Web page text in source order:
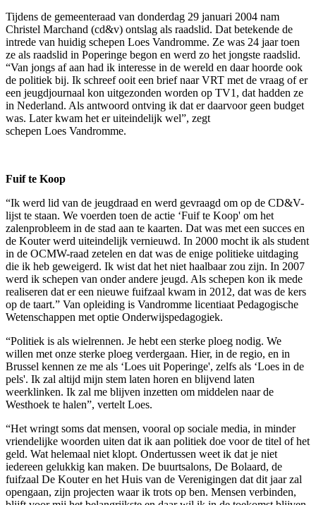
Tijdens de gemeenteraad van donderdag 29 januari 2004 nam
Christel Marchand (cd&v) ontslag als raadslid. Dat betekende de
intrede van huidig schepen Loes Vandromme. Ze was 24 jaar toen
ze als raadslid in Poperinge begon en werd zo het jongste raadslid.
“Van jongs af aan had ik interesse in de wereld en daar hoorde ook
de politiek bij. Ik schreef ooit een brief naar VRT met de vraag of er
een jeugdjournaal kon uitgezonden worden op TV1, dat hadden ze
in Nederland. Als antwoord ontving ik dat er daarvoor geen budget
was. Later kwam het er uiteindelijk wel”, zegt
schepen Loes Vandromme.
Fuif te Koop
“Ik werd lid van de jeugdraad en werd gevraagd om op de CD&V-
lijst te staan. We voerden toen de actie ‘Fuif te Koop' om het
zalenprobleem in de stad aan te kaarten. Dat was met een succes en
de Kouter werd uiteindelijk vernieuwd. In 2000 mocht ik als student
in de OCMW-raad zetelen en dat was de enige politieke uitdaging
die ik heb geweigerd. Ik wist dat het niet haalbaar zou zijn. In 2007
werd ik schepen van onder andere jeugd. Als schepen kon ik mede
realiseren dat er een nieuwe fuifzaal kwam in 2012, dat was de kers
op de taart.” Van opleiding is Vandromme licentiaat Pedagogische
Wetenschappen met optie Onderwijspedagogiek.
“Politiek is als wielrennen. Je hebt een sterke ploeg nodig. We
willen met onze sterke ploeg verdergaan. Hier, in de regio, en in
Brussel kennen ze me als ‘Loes uit Poperinge', zelfs als ‘Loes in de
pels'. Ik zal altijd mijn stem laten horen en blijvend laten
weerklinken. Ik zal me blijven inzetten om middelen naar de
Westhoek te halen”, vertelt Loes.
“Het wringt soms dat mensen, vooral op sociale media, in minder
vriendelijke woorden uiten dat ik aan politiek doe voor de titel of het
geld. Wat helemaal niet klopt. Ondertussen weet ik dat je niet
iedereen gelukkig kan maken. De buurtsalons, De Bolaard, de
fuifzaal De Kouter en het Huis van de Verenigingen dat dit jaar zal
opengaan, zijn projecten waar ik trots op ben. Mensen verbinden,